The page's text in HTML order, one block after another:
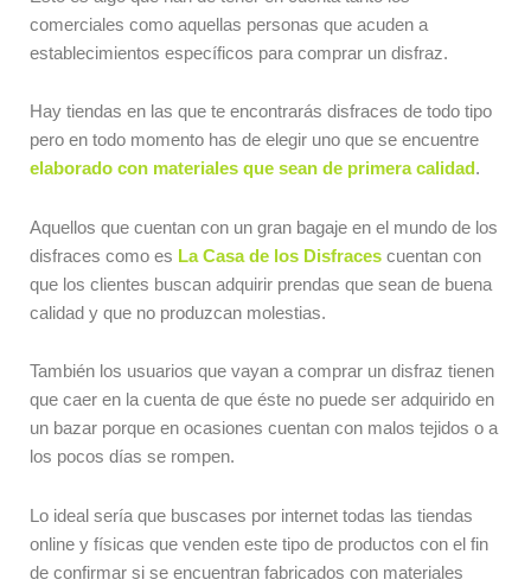
comerciales como aquellas personas que acuden a
establecimientos específicos para comprar un disfraz.
Hay tiendas en las que te encontrarás disfraces de todo tipo
pero en todo momento has de elegir uno que se encuentre
elaborado con materiales que sean de primera calidad.
Aquellos que cuentan con un gran bagaje en el mundo de los
disfraces como es La Casa de los Disfraces cuentan con
que los clientes buscan adquirir prendas que sean de buena
calidad y que no produzcan molestias.
También los usuarios que vayan a comprar un disfraz tienen
que caer en la cuenta de que éste no puede ser adquirido en
un bazar porque en ocasiones cuentan con malos tejidos o a
los pocos días se rompen.
Lo ideal sería que buscases por internet todas las tiendas
online y físicas que venden este tipo de productos con el fin
de confirmar si se encuentran fabricados con materiales